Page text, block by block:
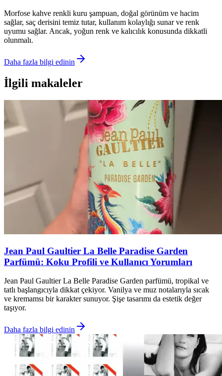
Morfose kahve renkli kuru şampuan, doğal görünüm ve hacim
sağlar, saç derisini temiz tutar, kullanım kolaylığı sunar ve renk
uyumu sağlar. Ancak, yoğun renk ve kalıcılık konusunda dikkatli
olunmalı.
Daha fazla bilgi edinin
İlgili makaleler
Jean Paul Gaultier La Belle Paradise Garden
Parfümü: Koku Profili ve Kullanıcı Yorumları
Jean Paul Gaultier La Belle Paradise Garden parfümü, tropikal ve
tatlı başlangıcıyla dikkat çekiyor. Vanilya ve muz notalarıyla sıcak
ve kremamsı bir karakter sunuyor. Şişe tasarımı da estetik değer
taşıyor.
Daha fazla bilgi edinin